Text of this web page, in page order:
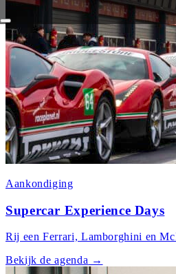
Aankondiging
Supercar Experience Days
Rij een Ferrari, Lamborghini en
Bekijk de agenda →